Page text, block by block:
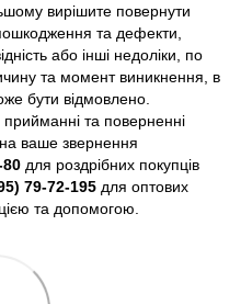
вирішите повернути
та дефекти,
або інші недоліки, по
та момент виникнення, в
бути відмовлено.
та поверненні
на ваше звернення
80 для роздрібних покупців
79-72-195 для оптових
та допомогою.